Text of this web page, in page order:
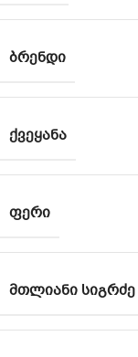
ᲑᲠᲔᲜᲓᲘ
ᲥᲕᲔᲧᲐᲜᲐ
ᲤᲔᲠᲘ
ᲛᲗᲚᲘᲐᲜᲘ ᲡᲘᲒᲠᲫᲔ